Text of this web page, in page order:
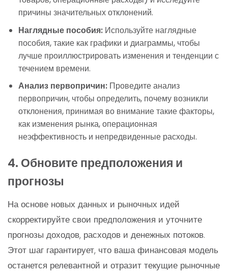
причины значительных отклонений.
Наглядные пособия:Используйте наглядные
пособия, такие как графики и диаграммы, чтобы
лучше проиллюстрировать изменения и тенденции с
течением времени.
Анализ первопричин:Проведите анализ
первопричин, чтобы определить, почему возникли
отклонения, принимая во внимание такие факторы,
как изменения рынка, операционная
неэффективность и непредвиденные расходы.
4. Обновите предположения и
прогнозы
На основе новых данных и рыночных идей
скорректируйте свои предположения и уточните
прогнозы доходов, расходов и денежных потоков.
Этот шаг гарантирует, что ваша финансовая модель
останется релевантной и отразит текущие рыночные